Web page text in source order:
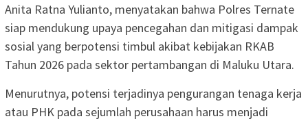
Anita Ratna Yulianto, menyatakan bahwa Polres Ternate
siap mendukung upaya pencegahan dan mitigasi dampak
sosial yang berpotensi timbul akibat kebijakan RKAB
Tahun 2026 pada sektor pertambangan di Maluku Utara.
Menurutnya, potensi terjadinya pengurangan tenaga kerja
atau PHK pada sejumlah perusahaan harus menjadi